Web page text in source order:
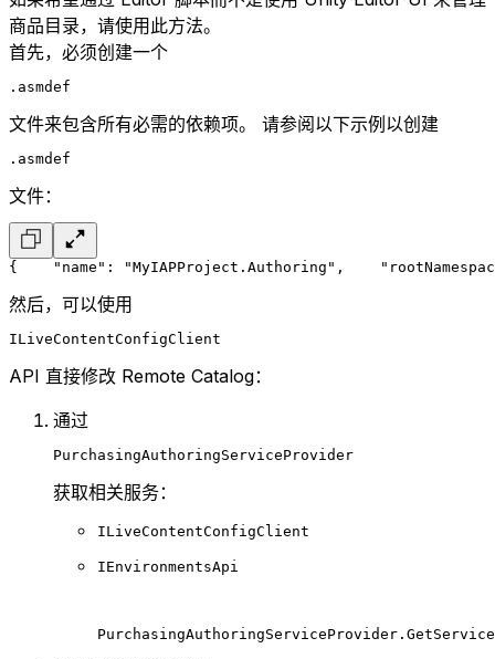
商品目录，请使用此方法。
首先，必须创建一个
.asmdef
文件来包含所有必需的依赖项。 请参阅以下示例以创建
.asmdef
文件：
{
    "name": "MyIAPProject.Authoring",
然后，可以使用
ILiveContentConfigClient
API 直接修改 Remote Catalog：
通过
PurchasingAuthoringServiceProvider
获取相关服务：
ILiveContentConfigClient
IEnvironmentsApi